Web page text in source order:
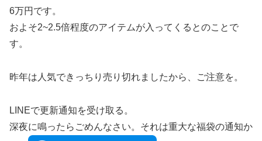
6万円です。
およそ2~2.5倍程度のアイテムが入ってくるとのことで
す。
昨年は人気できっちり売り切れましたから、ご注意を。
LINEで更新通知を受け取る。
深夜に鳴ったらごめんなさい。それは重大な福袋の通知か